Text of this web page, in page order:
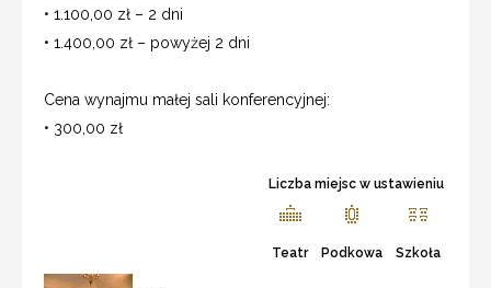
• 1.100,00 zł – 2 dni
• 1.400,00 zł – powyżej 2 dni
Cena wynajmu małej sali konferencyjnej:
• 300,00 zł
Liczba miejsc w ustawieniu
Teatr Podkowa Szkoła